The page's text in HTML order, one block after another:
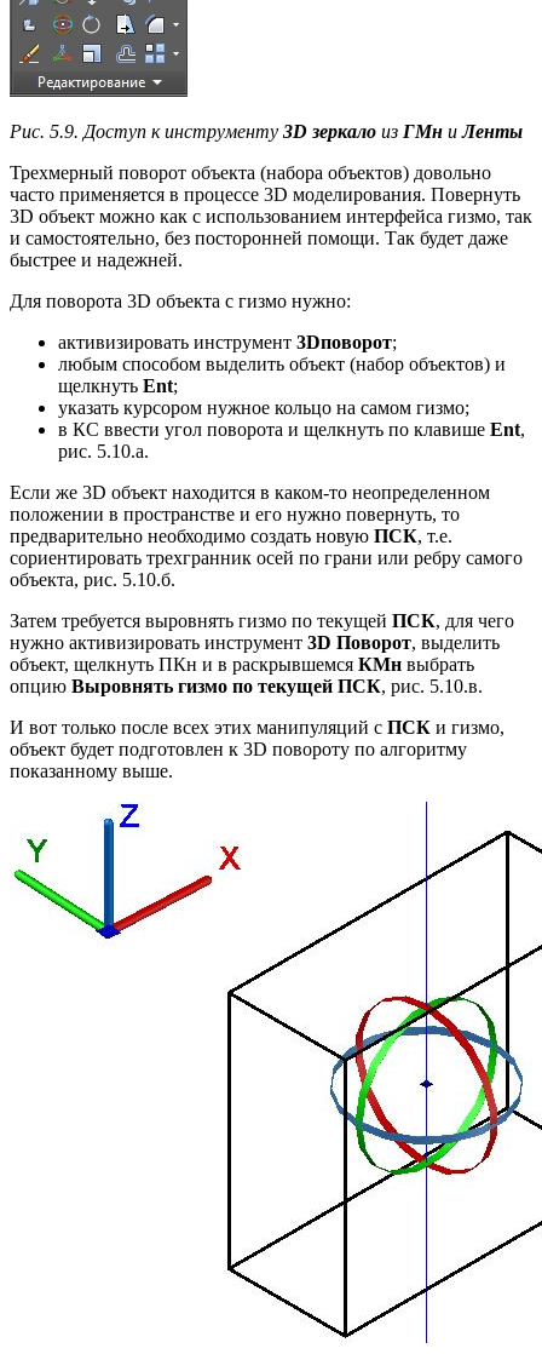
Рис. 5.9. Доступ к инструменту 3D зеркало из ГМн иЛенты
Трехмерный поворот объекта (набора объектов) довольно
часто применяется в процессе 3D моделирования. Повернуть
3D объект можно как с использованием интерфейса гизмо, так
и самостоятельно, без посторонней помощи. Так будет даже
быстрее и надежней.
Для поворота 3D объекта с гизмо нужно:
активизировать инструмент 3Dповорот;
любым способом выделить объект (набор объектов) и
щелкнуть Ent;
указать курсором нужное кольцо на самом гизмо;
в КС ввести угол поворота и щелкнуть по клавише Ent,
рис. 5.10.а.
Если же 3D объект находится в каком-то неопределенном
положении в пространстве и его нужно повернуть, то
предварительно необходимо создать новую ПСК, т.е.
сориентировать трехгранник осей по грани или ребру самого
объекта, рис. 5.10.б.
Затем требуется выровнять гизмо по текущей ПСК, для чего
нужно активизировать инструмент 3D Поворот, выделить
объект, щелкнуть ПКн и в раскрывшемся КМн выбрать
опцию Выровнять гизмо по текущей ПСК, рис. 5.10.в.
И вот только после всех этих манипуляций с ПСК и гизмо,
объект будет подготовлен к 3D повороту по алгоритму
показанному выше.